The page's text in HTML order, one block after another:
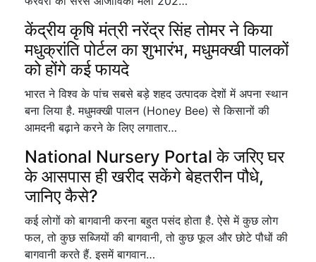
केंद्रीय कृषि मंत्री नरेंद्र सिंह तोमर ने किया
मधुक्रांति पोर्टल का शुभारंभ, मधुमक्खी पालकों
को होंगे कई फायदे
भारत ने विश्व के पांच सबसे बड़े शहद उत्पादक देशों में अपना स्थान
बना लिया है. मधुमक्खी पालन (Honey Bee) से किसानों की
आमदनी बढ़ाने करने के लिए लगातार…
National Nursery Portal के जरिए घर
के आसपास ही खरीद सकेंगे बेहतरीन पौधे,
जानिए कैसे?
कई लोगों को बागवानी करना बहुत पसंद होता है. ऐसे में कुछ लोग
फल, तो कुछ सब्जियों की बागवानी, तो कुछ फूल और छोटे पौधों की
बागवानी करते हैं. इसमें बागवान…